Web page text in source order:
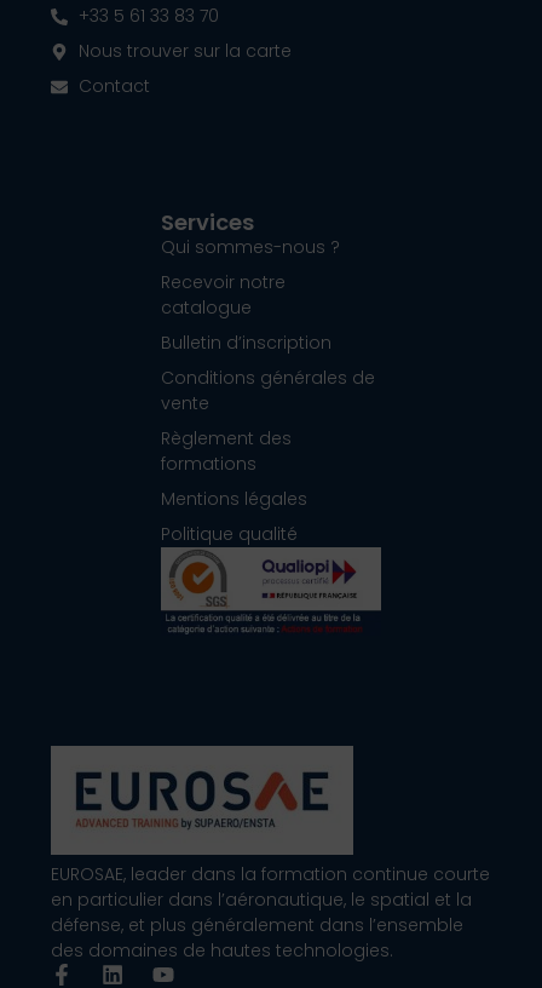
EUROSAE, leader dans la formation continue courte
en particulier dans l’aéronautique, le spatial et la
défense, et plus généralement dans l’ensemble
des domaines de hautes technologies.
Services
Qui sommes-nous ?
Recevoir notre
catalogue
Bulletin d’inscription
Conditions générales de
vente
Règlement des
formations
Mentions légales
Politique qualité
+33 5 61 33 83 70
Nous trouver sur la carte
Contact